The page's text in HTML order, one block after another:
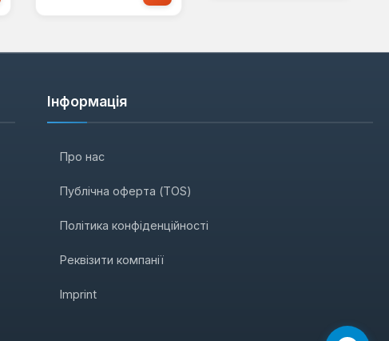
Інформація
Про нас
Публічна оферта (TOS)
Політика конфіденційності
Реквізити компанії
Imprint